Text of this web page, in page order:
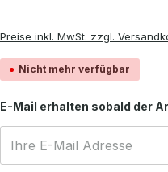
Preise inkl. MwSt. zzgl.
Nicht mehr verfügbar
E-Mail erhalten sobald der